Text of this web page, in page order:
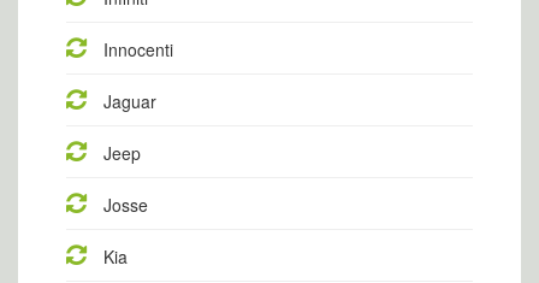
Innocenti
Jaguar
Jeep
Josse
Kia